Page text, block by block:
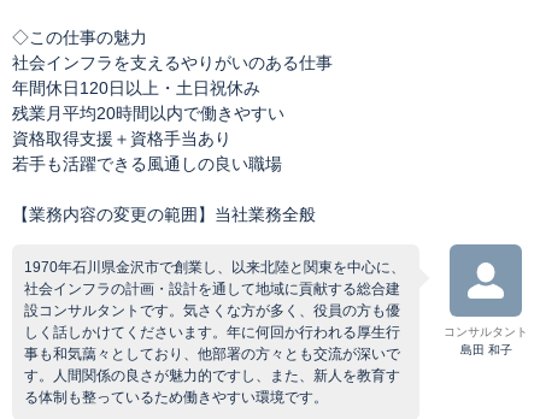
◇この仕事の魅力
社会インフラを支えるやりがいのある仕事
年間休日120日以上・土日祝休み
残業月平均20時間以内で働きやすい
資格取得支援＋資格手当あり
若手も活躍できる風通しの良い職場
【業務内容の変更の範囲】当社業務全般
1970年石川県金沢市で創業し、以来北陸と関東を中心に、
社会インフラの計画・設計を通して地域に貢献する総合建
設コンサルタントです。気さくな方が多く、役員の方も優
しく話しかけてくださいます。年に何回か行われる厚生行
事も和気藹々としており、他部署の方々とも交流が深いで
す。人間関係の良さが魅力的ですし、また、新人を教育す
る体制も整っているため働きやすい環境です。
コンサルタント
島田 和子